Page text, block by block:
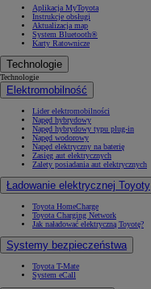
Aplikacja MyToyota
Instrukcje obsługi
Aktualizacja map
System Bluetooth®
Karty Ratownicze
Technologie
Technologie
Elektromobilność
Lider elektromobilności
Napęd hybrydowy
Napęd hybrydowy typu plug-in
Napęd wodorowy
Napęd elektryczny na baterię
Zasięg aut elektrycznych
Zalety posiadania aut elektrycznych
Ładowanie elektrycznej Toyoty
Toyota HomeCharge
Toyota Charging Network
Jak naładować elektryczną Toyotę?
Systemy bezpieczeństwa
Toyota T-Mate
System eCall